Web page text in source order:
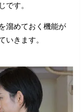
です。
溜めておく機能が
いきます。